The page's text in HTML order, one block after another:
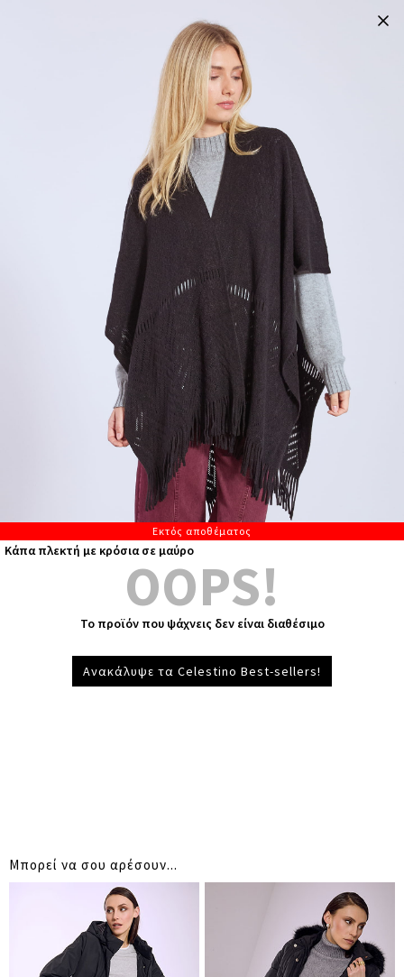
Εκτός αποθέματος
Κάπα πλεκτή με κρόσια σε μαύρο
OOPS!
Το προϊόν που ψάχνεις δεν είναι διαθέσιμο
Ανακάλυψε τα Celestino Best-sellers!
Μπορεί να σου αρέσουν...